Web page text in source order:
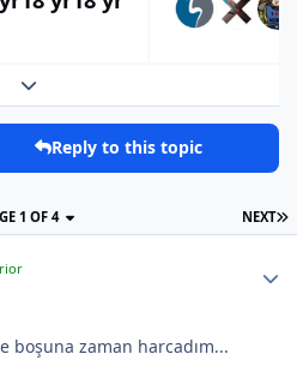
Expand topic overview
Reply to this topic
NEXT
1 OF 4
boşuna zaman harcadım...